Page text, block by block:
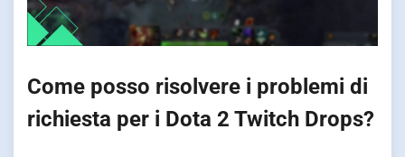
Come posso risolvere i problemi di
richiesta per i Dota 2 Twitch Drops?